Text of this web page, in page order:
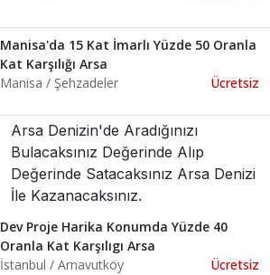
Manisa'da 15 Kat İmarlı Yüzde 50 Oranla
Kat Karşılığı Arsa
Manisa / Şehzadeler
Ücretsiz
Arsa Denizin'de Aradığınızı
Bulacaksınız Değerinde Alıp
Değerinde Satacaksınız Arsa Denizi
İle Kazanacaksınız.
Dev Proje Harika Konumda Yüzde 40
Oranla Kat Karşılıgı Arsa
İstanbul / Arnavutköy
Ücretsiz